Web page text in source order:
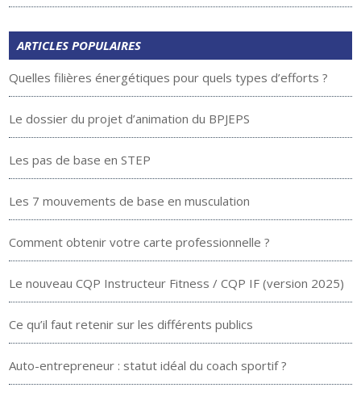
ARTICLES POPULAIRES
Quelles filières énergétiques pour quels types d’efforts ?
Le dossier du projet d’animation du BPJEPS
Les pas de base en STEP
Les 7 mouvements de base en musculation
Comment obtenir votre carte professionnelle ?
Le nouveau CQP Instructeur Fitness / CQP IF (version 2025)
Ce qu’il faut retenir sur les différents publics
Auto-entrepreneur : statut idéal du coach sportif ?